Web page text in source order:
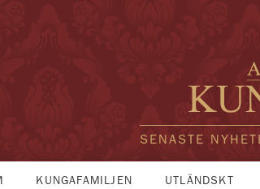
SENASTE
KUNGAFAMILJEN UTLÄNDSKT